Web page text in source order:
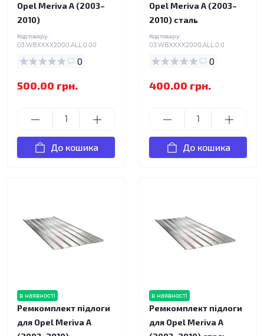
Opel Meriva A (2003–
2010)
Код товару:
03.WBXXXX2000.ALL.0.00
0
500.00 грн.
До кошика
Opel Meriva A (2003–
2010) сталь
Код товару:
03.WBXXXX2000.ALL.0.0
0
400.00 грн.
До кошика
в наявності
Ремкомплект підлоги
для Opel Meriva A
в наявності
Ремкомплект підлоги
для Opel Meriva A